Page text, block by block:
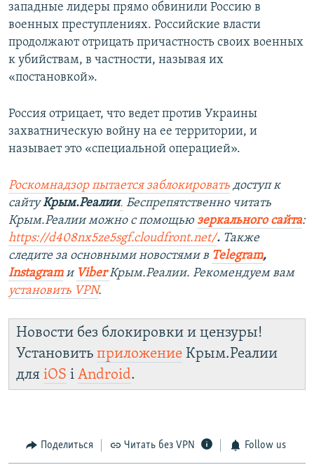
западные лидеры прямо обвинили Россию в
военных преступлениях. Российские власти
продолжают отрицать причастность своих военных
к убийствам, в частности, называя их
«постановкой».
Россия отрицает, что ведет против Украины
захватническую войну на ее территории, и
называет это «специальной операцией».
Роскомнадзор пытается заблокировать доступ к
сайту Крым.Реалии. Беспрепятственно читать
Крым.Реалии можно с помощью зеркального сайта:
https://d408nx5ze5sgf.cloudfront.net/. Также
следите за основными новостями в Telegram,
Instagram и ViberКрым.Реалии. Рекомендуем вам
установить VPN.
Новости без блокировки и цензуры!
Установить приложение Крым.Реалии
для iOS і Android.
Поделиться Читать без VPN Follow us